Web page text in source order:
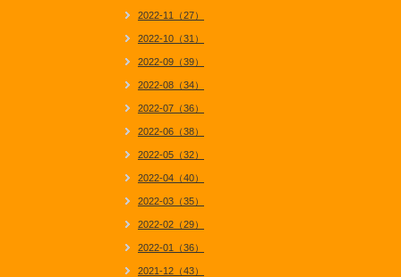
2022-11（27）
2022-10（31）
2022-09（39）
2022-08（34）
2022-07（36）
2022-06（38）
2022-05（32）
2022-04（40）
2022-03（35）
2022-02（29）
2022-01（36）
2021-12（43）